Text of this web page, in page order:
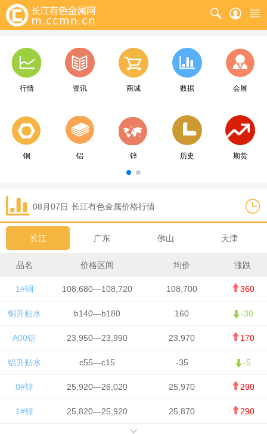
行情 资讯 商城 数据 会展
铜 铝 锌 历史 期货
08月07日 长江有色金属价格行情
长江 广东 佛山 天津
品名 价格区间 均价 涨跌
1#铜 108,680—108,720 108,700 360
铜升贴水 b140—b180 160 -30
A00铝 23,950—23,990 23,970 170
铝升贴水 c55—c15 -35 -5
0#锌 25,920—26,020 25,970 290
1#锌 25,820—25,920 25,870 290